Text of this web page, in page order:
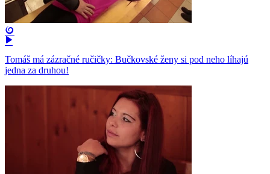
Tomáš má zázračné ručičky: Bučkovské ženy si pod neho líhajú
jedna za druhou!